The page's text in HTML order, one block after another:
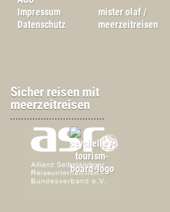
Impressum
Datenschutz
mister olaf /
meerzeitreisen
Sicher reisen mit
meerzeitreisen